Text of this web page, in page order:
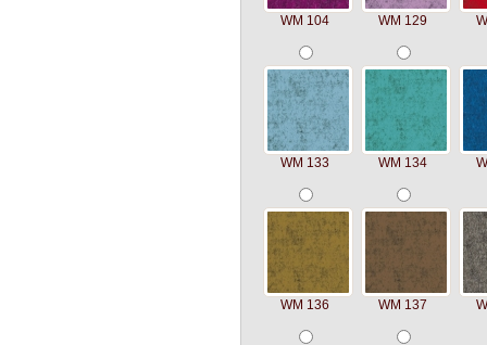
WM 104 WM 129
WM 133 WM 134
WM 136 WM 137